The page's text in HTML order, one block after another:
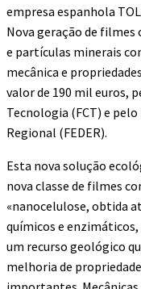
empresa espanhola
Nova geração de
e partículas minerais
mecânica e
valor de 190 mil euros,
Tecnologia (FCT) e
Regional (FEDER).
Esta nova solução
nova classe de filmes
«nanocelulose, obtida
químicos e
um recurso geológico
melhoria de